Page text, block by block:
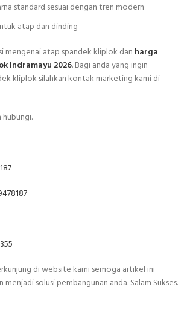
standard sesuai dengan tren modern
atap dan dinding
mengenai atap spandek kliplok dan harga
Indramayu 2026. Bagi anda yang ingin
kliplok silahkan kontak marketing kami di
di website kami semoga artikel ini
solusi pembangunan anda. Salam Sukses.